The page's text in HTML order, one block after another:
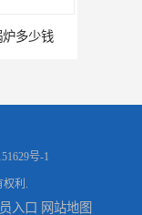
热水锅炉供应商
号-1
利.
入口 网站地图